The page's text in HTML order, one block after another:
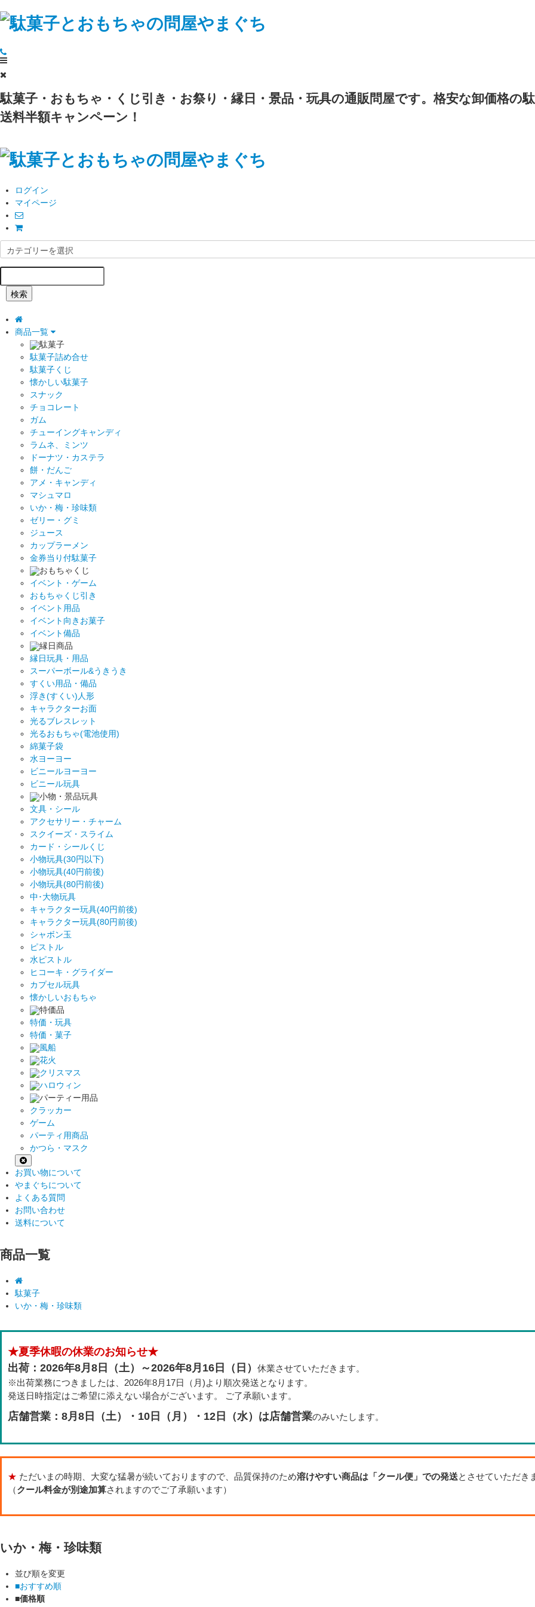
駄菓子・おもちゃ・くじ引き・お祭り・縁日・景品・玩具の通販問屋です。格安な卸価格の
送料半額キャンペーン！
ログイン
マイページ
検索
商品一覧
駄菓子
駄菓子詰め合せ
駄菓子くじ
懐かしい駄菓子
スナック
チョコレート
ガム
チューイングキャンディ
ラムネ、ミンツ
ドーナツ・カステラ
餅・だんご
アメ・キャンディ
マシュマロ
いか・梅・珍味類
ゼリー・グミ
ジュース
カップラーメン
金券当り付駄菓子
おもちゃくじ
イベント・ゲーム
おもちゃくじ引き
イベント用品
イベント向きお菓子
イベント備品
縁日商品
縁日玩具・用品
スーパーボール&うきうき
すくい用品・備品
浮き(すくい)人形
キャラクターお面
光るブレスレット
光るおもちゃ(電池使用)
綿菓子袋
水ヨーヨー
ビニールヨーヨー
ビニール玩具
小物・景品玩具
文具・シール
アクセサリー・チャーム
スクイーズ・スライム
カード・シールくじ
小物玩具(30円以下)
小物玩具(40円前後)
小物玩具(80円前後)
中･大物玩具
キャラクター玩具(40円前後)
キャラクター玩具(80円前後)
シャボン玉
ピストル
水ピストル
ヒコーキ・グライダー
カプセル玩具
懐かしいおもちゃ
特価品
特価・玩具
特価・菓子
風船
花火
クリスマス
ハロウィン
パーティー用品
クラッカー
ゲーム
パーティ用商品
かつら・マスク
お買い物について
やまぐちについて
よくある質問
お問い合わせ
送料について
商品一覧
駄菓子
いか・梅・珍味類
★夏季休暇の休業のお知らせ★
出荷：2026年8月8日（土）～2026年8月16日（日） 休業させていただきます。
※出荷業務につきましたは、2026年8月17日（月)より順次発送となります。
発送日時指定はご希望に添えない場合がございます。 ご了承願います。
店舗営業：8月8日（土）・10日（月）・12日（水）は店舗営業のみいたします。
★ ただいまの時期、大変な猛暑が続いておりますので、品質保持のため溶けやすい商品は「クール便」での発送とさせていただき
（クール料金が別途加算されますのでご了承願います）
いか・梅・珍味類
並び順を変更
■おすすめ順
■価格順